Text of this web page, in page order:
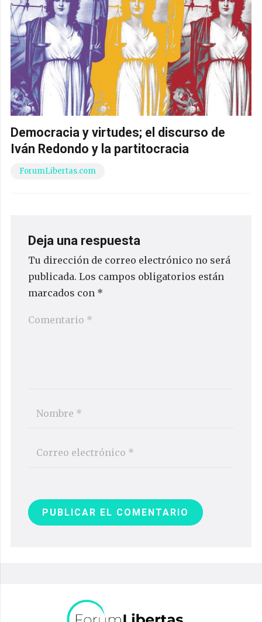
Democracia y virtudes; el discurso de
Iván Redondo y la partitocracia
ForumLibertas.com
Deja una respuesta
Tu dirección de correo electrónico no será
publicada. Los campos obligatorios están
marcados con *
PUBLICAR EL COMENTARIO